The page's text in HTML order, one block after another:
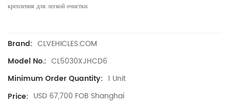
крепления для легкой очистки.
Brand: CLVEHICLES.COM
Model No.: CL5030XJHCD6
Minimum Order Quantity: 1 Unit
Price: USD 67,700 FOB Shanghai